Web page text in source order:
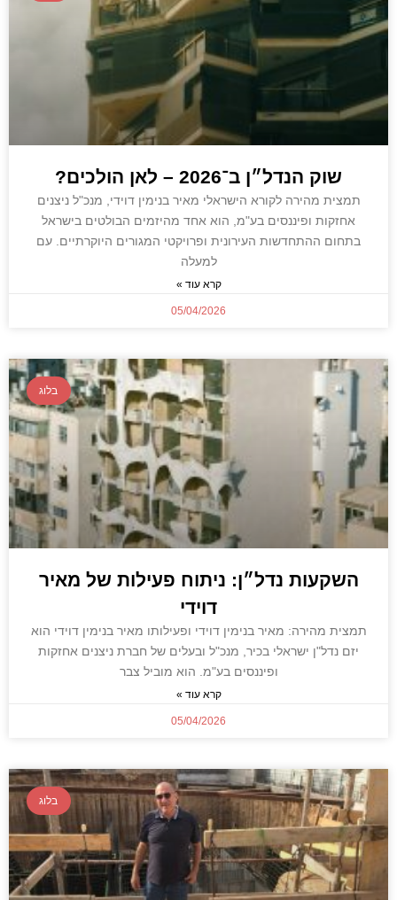
שוק הנדל״ן ב־2026 – לאן הולכים?
תמצית מהירה לקורא הישראלי מאיר בנימין דוידי, מנכ"ל ניצנים
אחזקות ופיננסים בע"מ, הוא אחד מהיזמים הבולטים בישראל
בתחום ההתחדשות העירונית ופרויקטי המגורים היוקרתיים. עם
למעלה
קרא עוד »
05/04/2026
בלוג
השקעות נדל״ן: ניתוח פעילות של מאיר
דוידי
תמצית מהירה: מאיר בנימין דוידי ופעילותו מאיר בנימין דוידי הוא
יזם נדל"ן ישראלי בכיר, מנכ"ל ובעלים של חברת ניצנים אחזקות
ופיננסים בע"מ. הוא מוביל צבר
קרא עוד »
05/04/2026
בלוג